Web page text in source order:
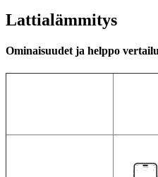
Lattialämmitys
Ominaisuudet ja helppo vertailu